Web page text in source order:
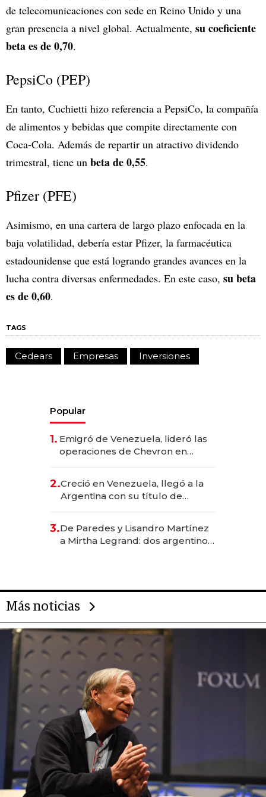
de telecomunicaciones con sede en Reino Unido y una
gran presencia a nivel global. Actualmente, su coeficiente
beta es de 0,70.
PepsiCo (PEP)
En tanto, Cuchietti hizo referencia a PepsiCo, la compañía
de alimentos y bebidas que compite directamente con
Coca-Cola. Además de repartir un atractivo dividendo
trimestral, tiene un beta de 0,55.
Pfizer (PFE)
Asimismo, en una cartera de largo plazo enfocada en la
baja volatilidad, debería estar Pfizer, la farmacéutica
estadounidense que está logrando grandes avances en la
lucha contra diversas enfermedades. En este caso, su beta
es de 0,60.
TAGS
Cedears Empresas Inversiones
Popular
1. Emigró de Venezuela, lideró las
operaciones de Chevron en
2.Creció en Venezuela, llegó a la
Argentina con su título de
las marcas "fast premium"
3.De Paredes y Lisandro Martínez
a Mirtha Legrand: dos argentinos
Más noticias